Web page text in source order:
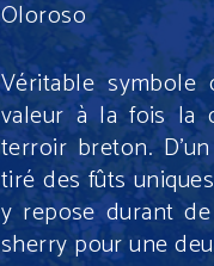
Oloroso
Véritable
valeur à la fois la
terroir breton.
tiré des fûts
y repose durant
sherry pour une